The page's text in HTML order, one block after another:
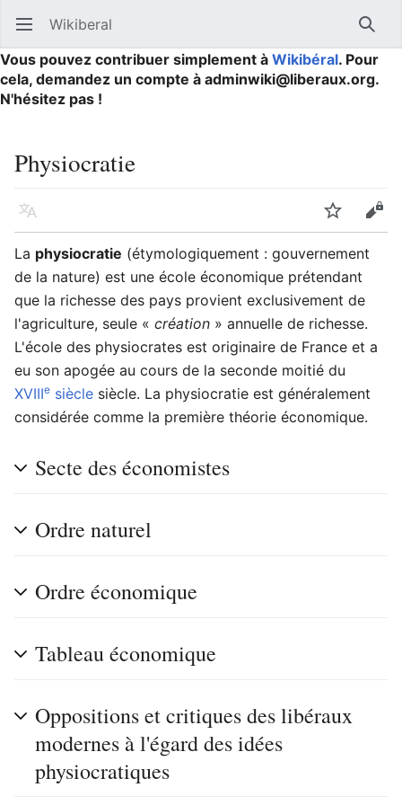
Ouvrir le menu principal Wikiberal
Vous pouvez contribuer simplement à Wikibéral. Pour
cela, demandez un compte à adminwiki@liberaux.org.
N'hésitez pas !
Physiocratie
Langue Suivre
La physiocratie (étymologiquement : gouvernement
de la nature) est une école économique prétendant
que la richesse des pays provient exclusivement de
l'agriculture, seule « création » annuelle de richesse.
L'école des physiocrates est originaire de France et a
eu son apogée au cours de la seconde moitié du
XVIIIe siècle siècle. La physiocratie est généralement
considérée comme la première théorie économique.
Secte des économistes
Ordre naturel
Ordre économique
Tableau économique
Oppositions et critiques des libéraux
modernes à l'égard des idées
physiocratiques